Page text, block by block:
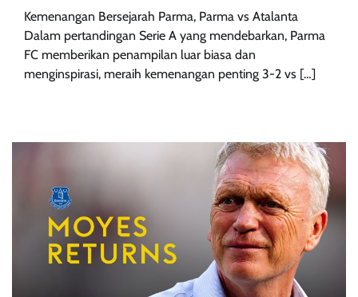
Kemenangan Bersejarah Parma, Parma vs Atalanta
Dalam pertandingan Serie A yang mendebarkan, Parma
FC memberikan penampilan luar biasa dan
menginspirasi, meraih kemenangan penting 3-2 vs […]